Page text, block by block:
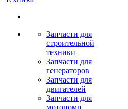
Запчасти для
строительной
техники
Запчасти для
генераторов
Запчасти для
двигателей
Запчасти для
мотопомп